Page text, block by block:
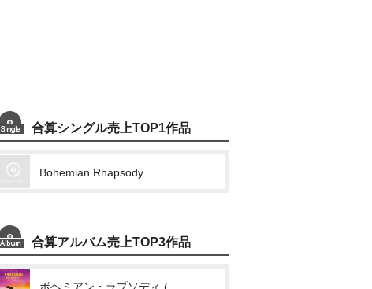
合算シングル売上TOP1作品
Bohemian Rhapsody
合算アルバム売上TOP3作品